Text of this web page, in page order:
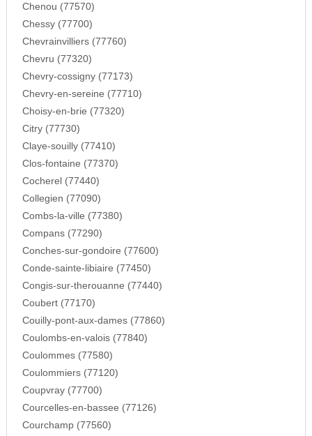
Chenou (77570)
Chessy (77700)
Chevrainvilliers (77760)
Chevru (77320)
Chevry-cossigny (77173)
Chevry-en-sereine (77710)
Choisy-en-brie (77320)
Citry (77730)
Claye-souilly (77410)
Clos-fontaine (77370)
Cocherel (77440)
Collegien (77090)
Combs-la-ville (77380)
Compans (77290)
Conches-sur-gondoire (77600)
Conde-sainte-libiaire (77450)
Congis-sur-therouanne (77440)
Coubert (77170)
Couilly-pont-aux-dames (77860)
Coulombs-en-valois (77840)
Coulommes (77580)
Coulommiers (77120)
Coupvray (77700)
Courcelles-en-bassee (77126)
Courchamp (77560)